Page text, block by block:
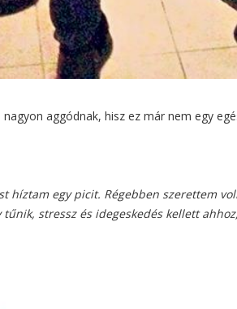
aggódnak, hisz ez már nem egy
híztam egy picit. Régebben szerettem
stressz és idegeskedés kellett